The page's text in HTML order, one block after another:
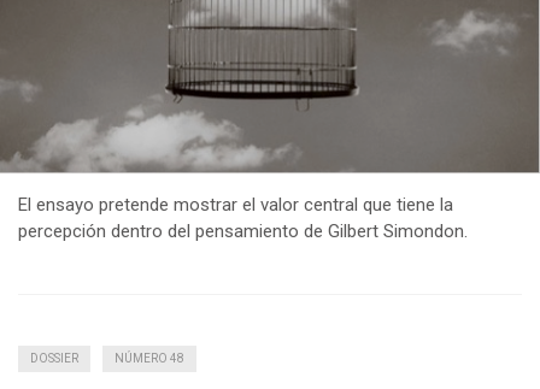
El ensayo pretende mostrar el valor central que tiene la
percepción dentro del pensamiento de Gilbert Simondon.
DOSSIER NÚMERO 48